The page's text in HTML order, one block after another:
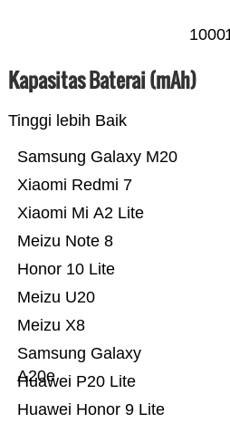
1000
Kapasitas Baterai (mAh)
Tinggi lebih Baik
Huawei Honor 9 Lite
Huawei P20 Lite
Samsung Galaxy
A20e
Meizu X8
Meizu U20
Honor 10 Lite
Meizu Note 8
Xiaomi Mi A2 Lite
Xiaomi Redmi 7
Samsung Galaxy M20